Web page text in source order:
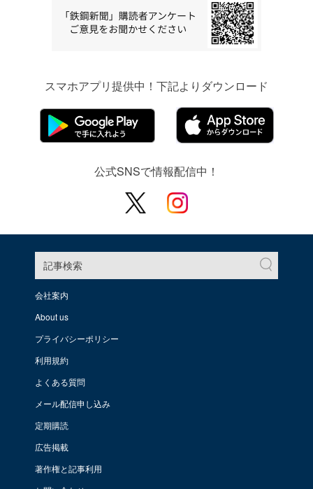
スマホアプリ提供中！下記よりダウンロード
公式SNSで情報配信中！
記事検索
会社案内
About us
プライバシーポリシー
利用規約
よくある質問
メール配信申し込み
定期購読
広告掲載
著作権と記事利用